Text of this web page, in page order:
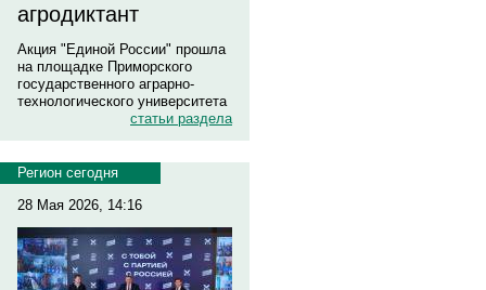
агродиктант
Акция "Единой России" прошла
на площадке Приморского
государственного аграрно-
технологического университета
статьи раздела
Регион сегодня
28 Мая 2026, 14:16